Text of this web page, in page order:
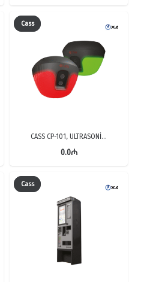
Cass
CASS CP-101, ULTRASONİ…
0.0₼
Cass